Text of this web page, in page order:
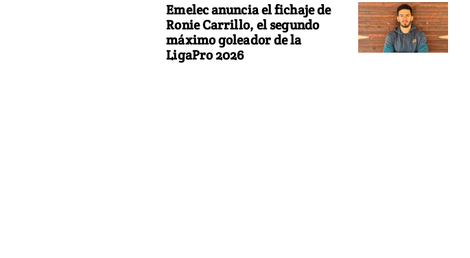
Emelec anuncia el fichaje de
Ronie Carrillo, el segundo
máximo goleador de la
LigaPro 2026